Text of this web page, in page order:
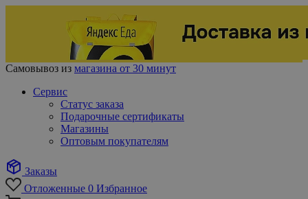
Самовывоз из магазина от 30 минут
Сервис
Статус заказа
Подарочные сертификаты
Магазины
Оптовым покупателям
Заказы
Отложенные 0 Избранное